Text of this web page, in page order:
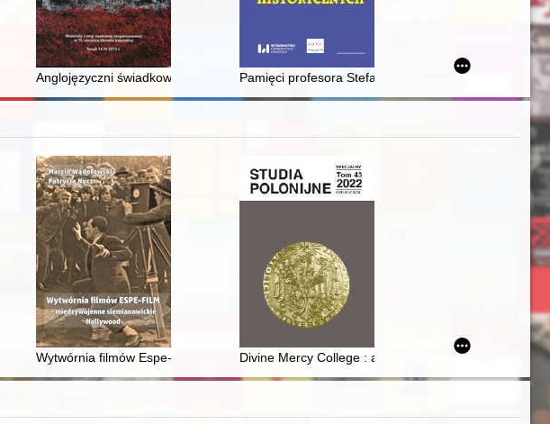
w orkiestrze" : Karl Kipp (1896-1959)
Anglojęzyczni świadkowie Katynia : stan badań o wiedzy zachodnich aliantów o zbrodni
Pamięci profesora Stefana Pytlasa (1945-2020) -
dorobek filozofów pochodzenia żydowskiego z lat 1918-1939
from the castle in Przezmark in the light of the results of gas chromatography
Wytwórnia filmów Espe-film - międzywojenne siemianowickie Hollywood
Divine Mercy College : a Polish secondary boarding